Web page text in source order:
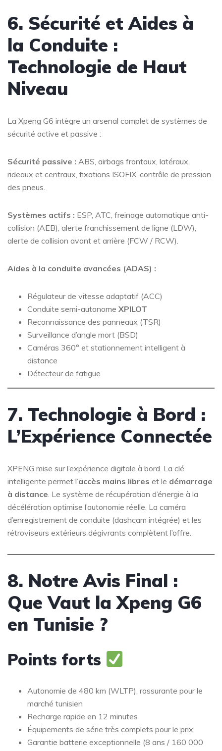
6. Sécurité et Aides à
la Conduite :
Technologie de Haut
Niveau
La Xpeng G6 intègre un arsenal complet de systèmes de
sécurité active et passive :
Sécurité passive : ABS, airbags frontaux, latéraux,
rideaux et centraux, fixations ISOFIX, contrôle de pression
des pneus.
Systèmes actifs : ESP, ATC, freinage automatique anti-
collision (AEB), alerte franchissement de ligne (LDW),
alerte de collision avant et arrière (FCW / RCW).
Aides à la conduite avancées (ADAS) :
Régulateur de vitesse adaptatif (ACC)
Conduite semi-autonome XPILOT
Reconnaissance des panneaux (TSR)
Surveillance d’angle mort (BSD)
Caméras 360° et stationnement intelligent à
distance
Détecteur de fatigue
7. Technologie à Bord :
L’Expérience Connectée
XPENG mise sur l’expérience digitale à bord. La clé
intelligente permet l’accès mains libres et le démarrage
à distance . Le système de récupération d’énergie à la
décélération optimise l’autonomie réelle. La caméra
d’enregistrement de conduite (dashcam intégrée) et les
rétroviseurs extérieurs dégivrants complètent l’offre.
8. Notre Avis Final :
Que Vaut la Xpeng G6
en Tunisie ?
Points forts
Autonomie de 480 km (WLTP), rassurante pour le
marché tunisien
Recharge rapide en 12 minutes
Équipements de série très complets pour le prix
Garantie batterie exceptionnelle (8 ans / 160 000